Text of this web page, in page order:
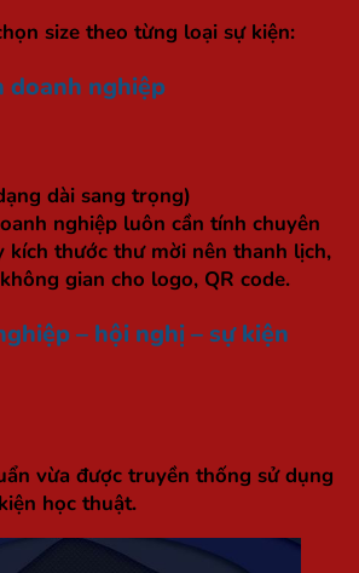
size theo từng loại sự kiện:
doanh nghiệp
dài sang trọng)
nghiệp luôn cần tính chuyên
kích thước thư mời nên thanh lịch,
gian cho logo, QR code.
– hội nghị – sự kiện
vừa được truyền thống sử dụng
học thuật.